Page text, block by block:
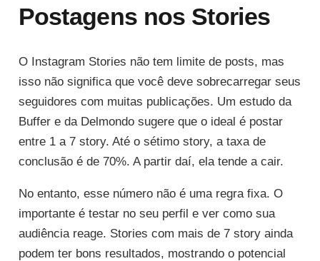
Postagens nos Stories
O Instagram Stories não tem limite de posts, mas
isso não significa que você deve sobrecarregar seus
seguidores com muitas publicações. Um estudo da
Buffer e da Delmondo sugere que o ideal é postar
entre 1 a 7 story. Até o sétimo story, a taxa de
conclusão é de 70%. A partir daí, ela tende a cair.
No entanto, esse número não é uma regra fixa. O
importante é testar no seu perfil e ver como sua
audiência reage. Stories com mais de 7 story ainda
podem ter bons resultados, mostrando o potencial